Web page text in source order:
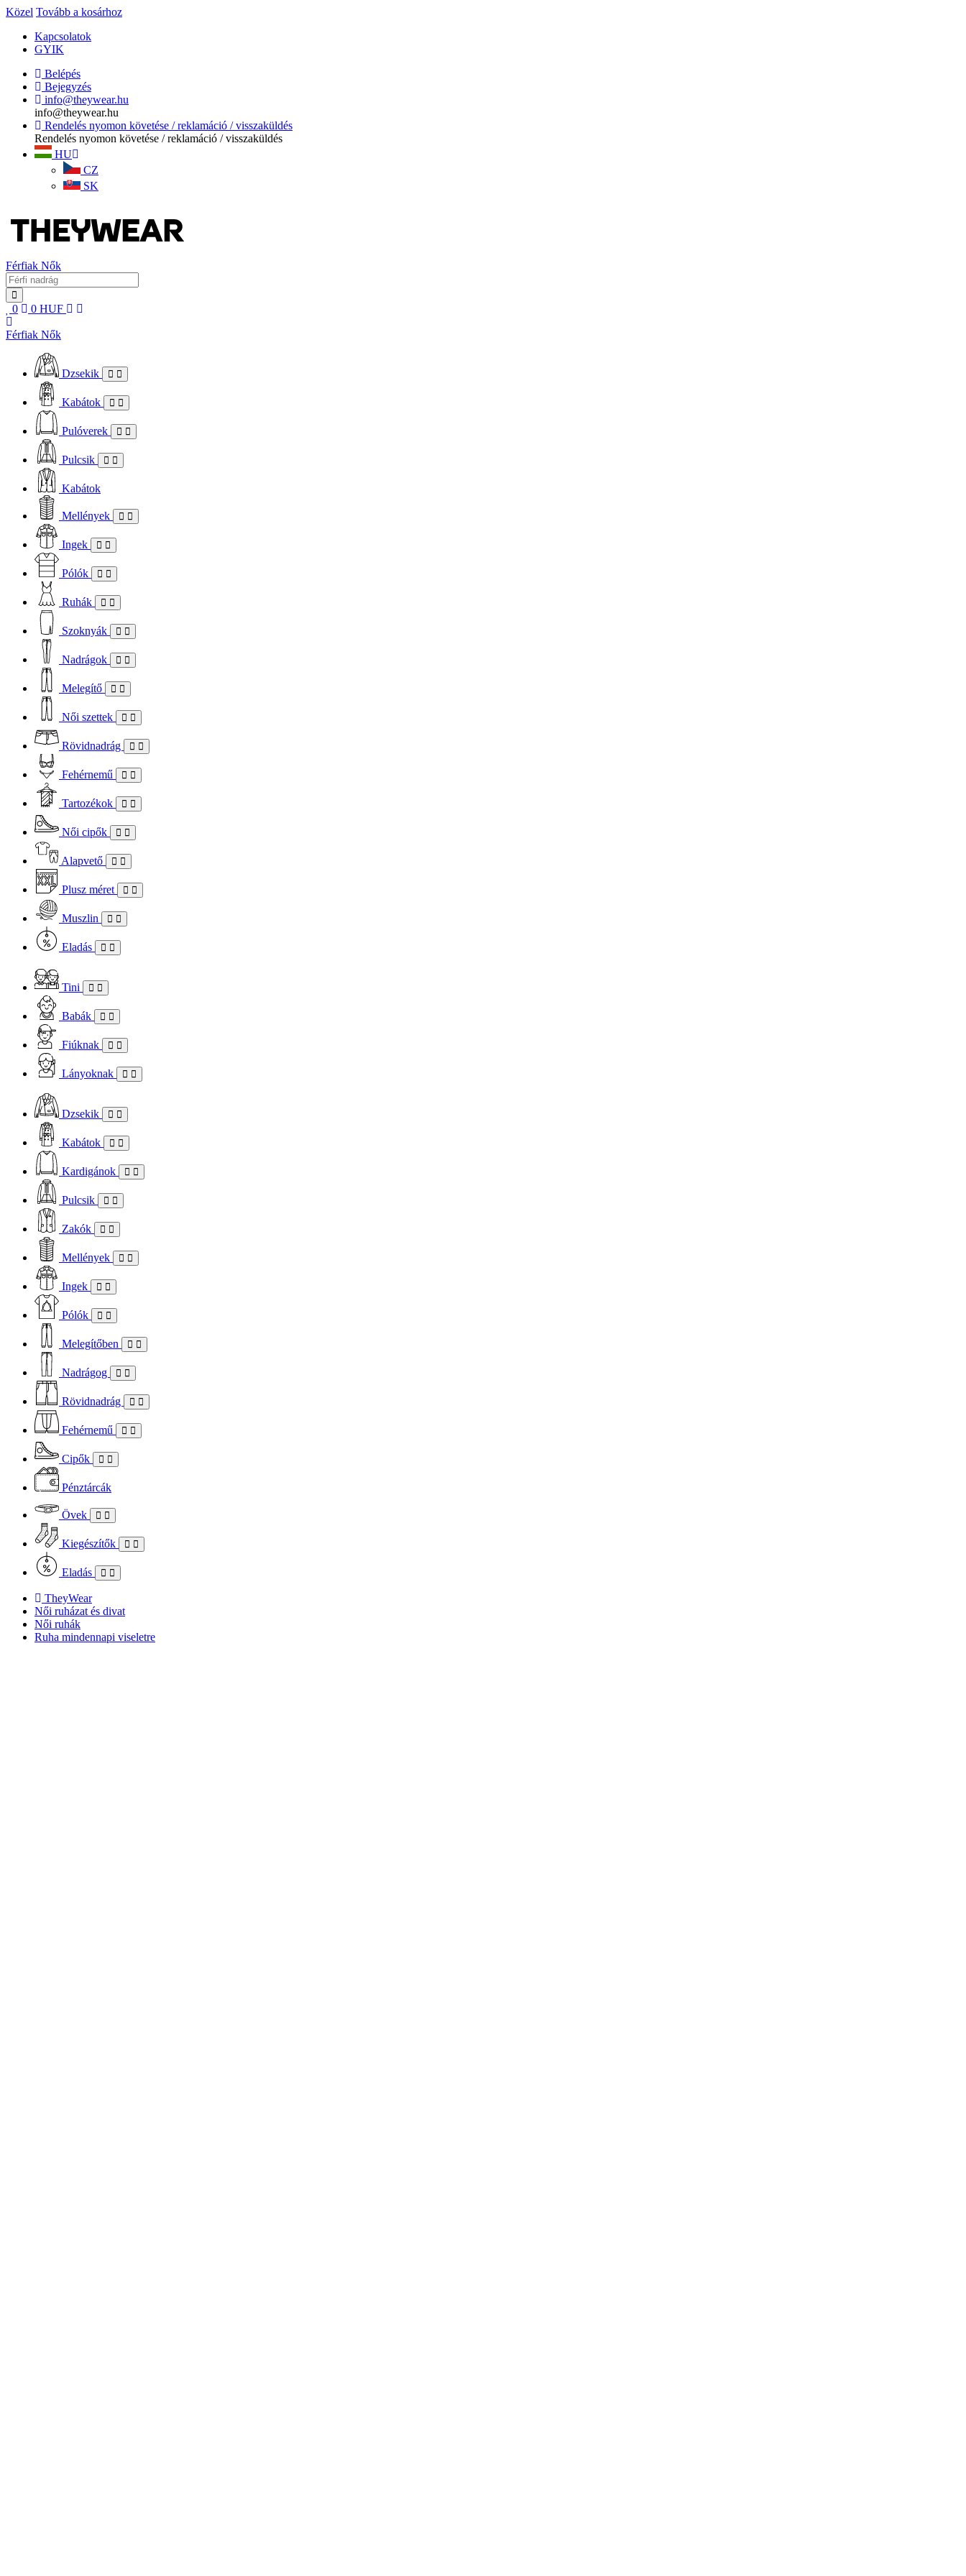
Közel Tovább a kosárhoz
Kapcsolatok
GYIK
Belépés
Bejegyzés
info@theywear.hu
info@theywear.hu
Rendelés nyomon követése / reklamáció / visszaküldés
Rendelés nyomon követése / reklamáció / visszaküldés
HU
CZ
SK
Férfiak Nők
0 0 HUF
Férfiak Nők
Dzsekik
Kabátok
Pulóverek
Pulcsik
Kabátok
Mellények
Ingek
Pólók
Ruhák
Szoknyák
Nadrágok
Melegítő
Női szettek
Rövidnadrág
Fehérnemű
Tartozékok
Női cipők
Alapvető
Plusz méret
Muszlin
Eladás
Tini
Babák
Fiúknak
Lányoknak
Dzsekik
Kabátok
Kardigánok
Pulcsik
Zakók
Mellények
Ingek
Pólók
Melegítőben
Nadrágog
Rövidnadrág
Fehérnemű
Cipők
Pénztárcák
Övek
Kiegészítők
Eladás
TheyWear
Női ruházat és divat
Női ruhák
Ruha mindennapi viseletre